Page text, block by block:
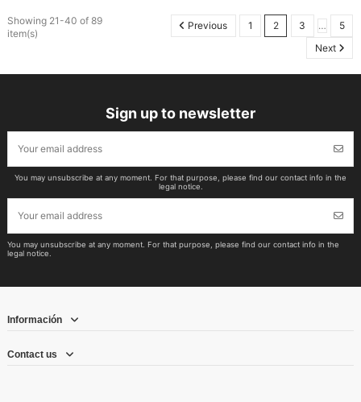
Showing 21-40 of 89
item(s)
Previous 1 2 3 …
5
Next
Sign up to newsletter
You may unsubscribe at any moment. For that purpose, please find our contact info in the
legal notice.
You may unsubscribe at any moment. For that purpose, please find our contact info in the
legal notice.
Información
Contact us